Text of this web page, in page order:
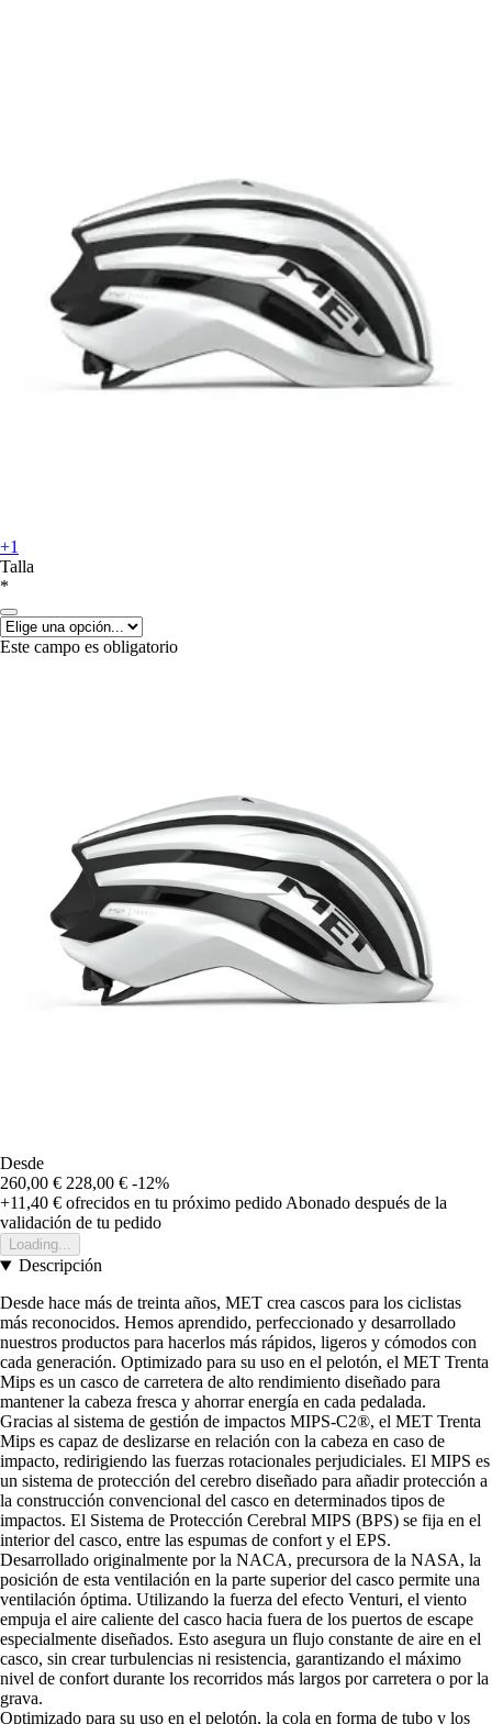
+1
Talla
*
Este campo es obligatorio
Desde
260,00 € 228,00 € -12%
+11,40 € ofrecidos en tu próximo pedido Abonado después de la
validación de tu pedido
Loading...
Descripción
Desde hace más de treinta años, MET crea cascos para los ciclistas
más reconocidos. Hemos aprendido, perfeccionado y desarrollado
nuestros productos para hacerlos más rápidos, ligeros y cómodos con
cada generación. Optimizado para su uso en el pelotón, el MET Trenta
Mips es un casco de carretera de alto rendimiento diseñado para
mantener la cabeza fresca y ahorrar energía en cada pedalada.
Gracias al sistema de gestión de impactos MIPS-C2®, el MET Trenta
Mips es capaz de deslizarse en relación con la cabeza en caso de
impacto, redirigiendo las fuerzas rotacionales perjudiciales. El MIPS es
un sistema de protección del cerebro diseñado para añadir protección a
la construcción convencional del casco en determinados tipos de
impactos. El Sistema de Protección Cerebral MIPS (BPS) se fija en el
interior del casco, entre las espumas de confort y el EPS.
Desarrollado originalmente por la NACA, precursora de la NASA, la
posición de esta ventilación en la parte superior del casco permite una
ventilación óptima. Utilizando la fuerza del efecto Venturi, el viento
empuja el aire caliente del casco hacia fuera de los puertos de escape
especialmente diseñados. Esto asegura un flujo constante de aire en el
casco, sin crear turbulencias ni resistencia, garantizando el máximo
nivel de confort durante los recorridos más largos por carretera o por la
grava.
Optimizado para su uso en el pelotón, la cola en forma de tubo y los